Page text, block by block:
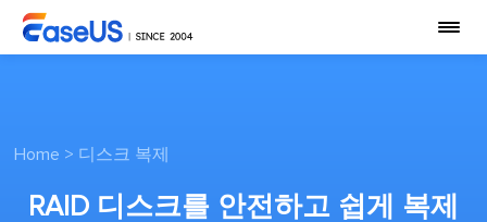
Home > 디스크 복제
RAID 디스크를 안전하고 쉽게 복제